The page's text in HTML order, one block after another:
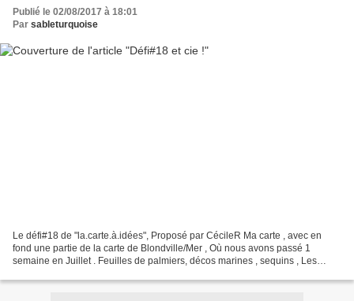
Publié le 02/08/2017 à 18:01
Par sableturquoise
Le défi#18 de "la.carte.à.idées", Proposé par CécileR Ma carte , avec en
fond une partie de la carte de Blondville/Mer , Où nous avons passé 1
semaine en Juillet . Feuilles de palmiers, décos marines , sequins , Les